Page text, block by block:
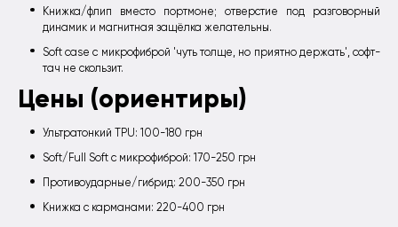
Книжка/флип вместо портмоне; отверстие под разговорный
динамик и магнитная защёлка желательны.
Soft case с микрофиброй 'чуть толще, но приятно держать', софт-
тач не скользит.
Цены (ориентиры)
Ультратонкий TPU: 100-180 грн
Soft/Full Soft с микрофиброй: 170-250 грн
Противоударные/гибрид: 200-350 грн
Книжка с карманами: 220-400 грн